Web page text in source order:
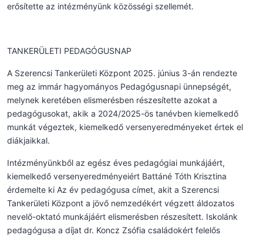
erősítette az intézményünk közösségi szellemét.
TANKERÜLETI PEDAGÓGUSNAP
A Szerencsi Tankerületi Központ 2025. június 3-án rendezte
meg az immár hagyományos Pedagógusnapi ünnepségét,
melynek keretében elismerésben részesítette azokat a
pedagógusokat, akik a 2024/2025-ös tanévben kiemelkedő
munkát végeztek, kiemelkedő versenyeredményeket értek el
diákjaikkal.
Intézményünkből az egész éves pedagógiai munkájáért,
kiemelkedő versenyeredményeiért Battáné Tóth Krisztina
érdemelte ki Az év pedagógusa címet, akit a Szerencsi
Tankerületi Központ a jövő nemzedékért végzett áldozatos
nevelő-oktató munkájáért elismerésben részesített. Iskolánk
pedagógusa a díjat dr. Koncz Zsófia családokért felelős